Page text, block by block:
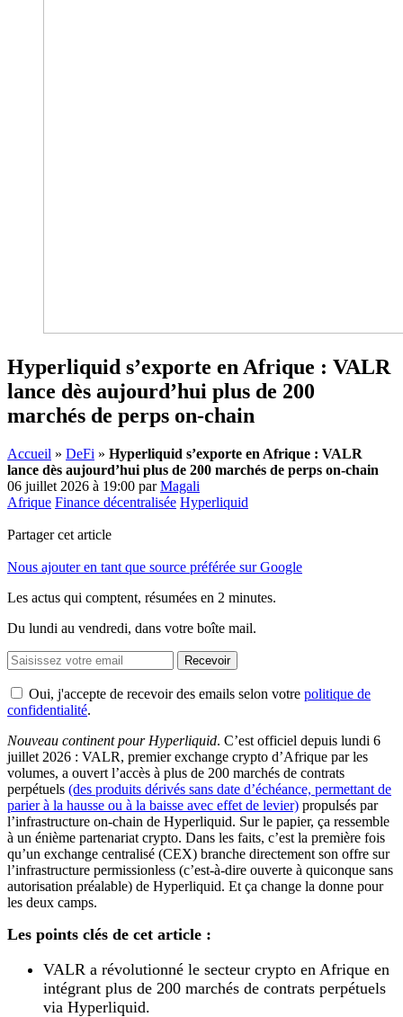
Hyperliquid s’exporte en Afrique : VALR
lance dès aujourd’hui plus de 200
marchés de perps on-chain
Accueil » DeFi » Hyperliquid s’exporte en Afrique : VALR
lance dès aujourd’hui plus de 200 marchés de perps on-chain
06 juillet 2026 à 19:00 parMagali
Afrique Finance décentralisée Hyperliquid
Partager cet article
Nous ajouter en tant que source préférée sur Google
Les actus qui comptent, résumées en 2 minutes.
Du lundi au vendredi, dans votre boîte mail.
Recevoir
Oui, j'accepte de recevoir des emails selon votre politique de
confidentialité.
Nouveau continent pour Hyperliquid. C’est officiel depuis lundi 6
juillet 2026 : VALR, premier exchange crypto d’Afrique par les
volumes, a ouvert l’accès à plus de 200 marchés de contrats
perpétuels (des produits dérivés sans date d’échéance, permettant de
parier à la hausse ou à la baisse avec effet de levier) propulsés par
l’infrastructure on-chain de Hyperliquid. Sur le papier, ça ressemble
à un énième partenariat crypto. Dans les faits, c’est la première fois
qu’un exchange centralisé (CEX) branche directement son offre sur
l’infrastructure permissionless (c’est-à-dire ouverte à quiconque sans
autorisation préalable) de Hyperliquid. Et ça change la donne pour
les deux camps.
Les points clés de cet article :
VALR a révolutionné le secteur crypto en Afrique en
intégrant plus de 200 marchés de contrats perpétuels
via Hyperliquid.